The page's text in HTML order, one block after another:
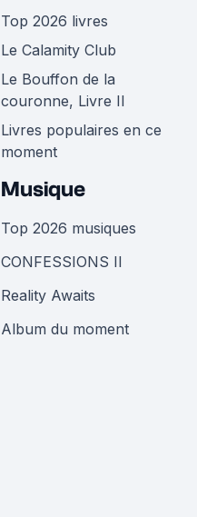
Top 2026 livres
Le Calamity Club
Le Bouffon de la
couronne, Livre II
Livres populaires en ce
moment
Musique
Top 2026 musiques
CONFESSIONS II
Reality Awaits
Album du moment